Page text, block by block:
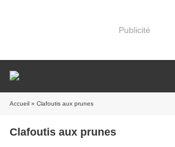
Publicité
Accueil » Clafoutis aux prunes
Clafoutis aux prunes